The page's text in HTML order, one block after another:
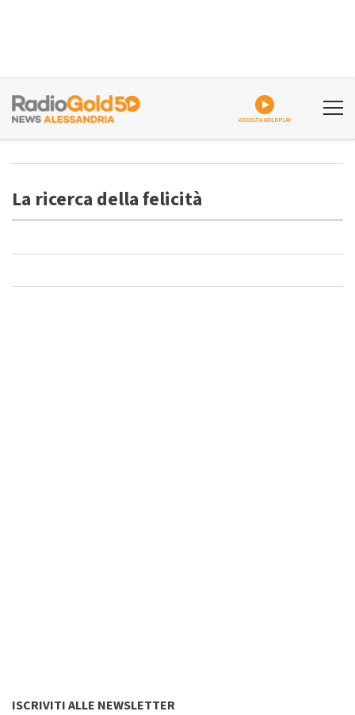
ASCOLTA GOLDPLAY
La ricerca della felicità
ISCRIVITI ALLE NEWSLETTER